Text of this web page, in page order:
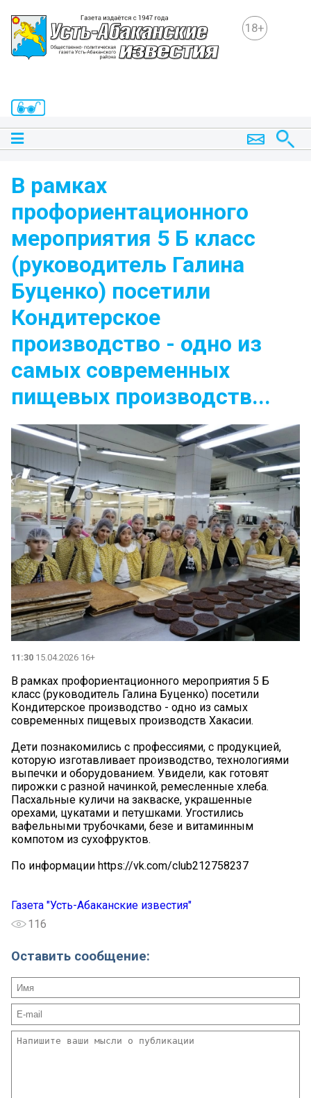
18+
В рамках
профориентационного
мероприятия 5 Б класс
(руководитель Галина
Буценко) посетили
Кондитерское
производство - одно из
самых современных
пищевых производств...
11:30 15.04.2026 16+
В рамках профориентационного мероприятия 5 Б
класс (руководитель Галина Буценко) посетили
Кондитерское производство - одно из самых
современных пищевых производств Хакасии.
Дети познакомились с профессиями, с продукцией,
которую изготавливает производство, технологиями
выпечки и оборудованием. Увидели, как готовят
пирожки с разной начинкой, ремесленные хлеба.
Пасхальные куличи на закваске, украшенные
орехами, цукатами и петушками. Угостились
вафельными трубочками, безе и витаминным
компотом из сухофруктов.
По информации https://vk.com/club212758237
Газета "Усть-Абаканские известия"
116
Оставить сообщение: